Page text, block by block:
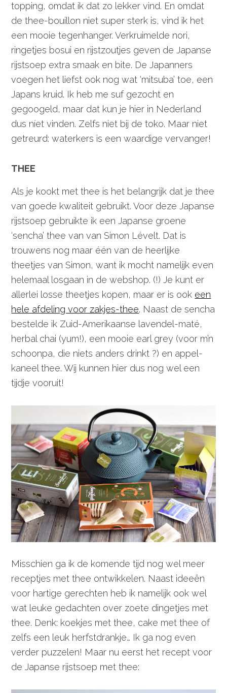
topping, omdat ik dat zo lekker vind. En omdat
de thee-bouillon niet super sterk is, vind ik het
een mooie tegenhanger. Verkruimelde nori,
ringetjes bosui en rijstzoutjes geven de Japanse
rijstsoep extra smaak en bite. De Japanners
voegen het liefst ook nog wat ‘mitsuba’ toe, een
Japans kruid. Ik heb me suf gezocht en
gegoogeld, maar dat kun je hier in Nederland
dus níet vinden. Zelfs niet bij de toko. Maar niet
getreurd: waterkers is een waardige vervanger!
THEE
Als je kookt met thee is het belangrijk dat je thee
van goede kwaliteit gebruikt. Voor deze Japanse
rijstsoep gebruikte ik een Japanse groene
‘sencha’ thee van van Simon Lévelt. Dat is
trouwens nog maar één van de heerlijke
theetjes van Simon, want ik mocht namelijk even
helemaal losgaan in de webshop. (!) Je kunt er
allerlei losse theetjes kopen, maar er is ook een
hele afdeling voor zakjes-thee. Naast de sencha
bestelde ik Zuid-Amerikaanse lavendel-maté,
herbal chai (yum!), een mooie earl grey (voor m’n
schoonpa, die niets anders drinkt ?) en appel-
kaneel thee. Wij kunnen hier dus nog wel een
tijdje vooruit!
Misschien ga ik de komende tijd nog wel meer
receptjes met thee ontwikkelen. Naast ideeën
voor hartige gerechten heb ik namelijk ook wel
wat leuke gedachten over zoete dingetjes met
thee. Denk: koekjes met thee, cake met thee of
zelfs een leuk herfstdrankje… Ik ga nog even
verder puzzelen! Maar nu eerst het recept voor
de Japanse rijstsoep met thee: